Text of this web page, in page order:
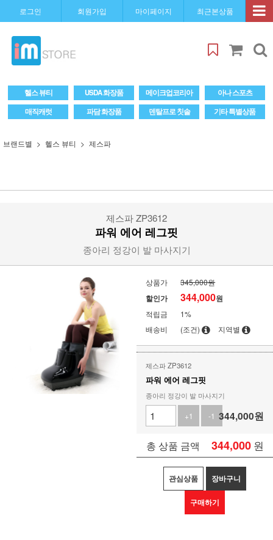
로그인 회원가입 마이페이지 최근본상품
헬스 뷰티 USDA 화장품 메이크업코리아
아나 스포츠
매직캐럿
파담 화장품 덴탈프로 칫솔 기타 특별상품
브랜드별 헬스 뷰티 제스파
제스파 ZP3612
파워 에어 레그핏
종아리 정강이 발 마사지기
상품가 345,000원
할인가 344,000원
적립금
1%
배송비
(조건) 지역별
제스파 ZP3612
파워 에어 레그핏
종아리 정강이 발 마사지기
+1 -1 344,000원
총 상품 금액 344,000 원
관심상품 장바구니
구매하기